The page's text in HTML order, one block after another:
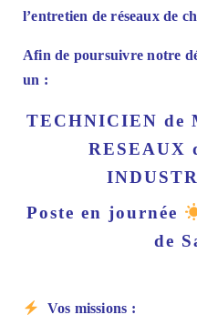
l’entretien de réseaux de
Afin de poursuivre notre
un :
TECHNICIEN de
RESEAUX
Poste en journée
de
Vos missions :